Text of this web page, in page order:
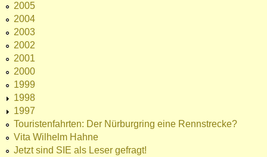
2005
2004
2003
2002
2001
2000
1999
1998
1997
Touristenfahrten: Der Nürburgring eine Rennstrecke?
Vita Wilhelm Hahne
Jetzt sind SIE als Leser gefragt!